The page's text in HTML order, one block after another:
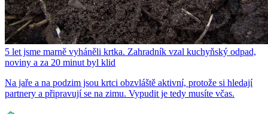
5 let jsme marně vyháněli krtka. Zahradník vzal kuchyňský odpad,
noviny a za 20 minut byl klid
Na jaře a na podzim jsou krtci obzvláště aktivní, protože si hledají
partnery a připravují se na zimu. Vypudit je tedy musíte včas.